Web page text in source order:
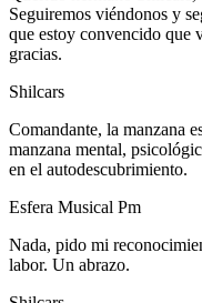
Seguiremos viéndonos y
que estoy convencido que
gracias.
Shilcars
Comandante, la manzana
manzana mental,
en el autodescubrimiento.
Esfera Musical Pm
Nada, pido mi
labor. Un abrazo.